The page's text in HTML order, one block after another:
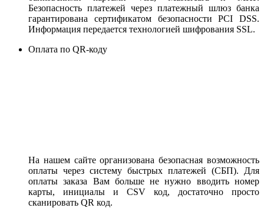
Безопасность платежей через платежный шлюз банка
гарантирована сертификатом безопасности PCI DSS.
Информация передается технологией шифрования SSL.
Оплата по QR-коду
На нашем сайте организована безопасная возможность
оплаты через систему быстрых платежей (СБП). Для
оплаты заказа Вам больше не нужно вводить номер
карты, инициалы и CSV код, достаточно просто
сканировать QR код.